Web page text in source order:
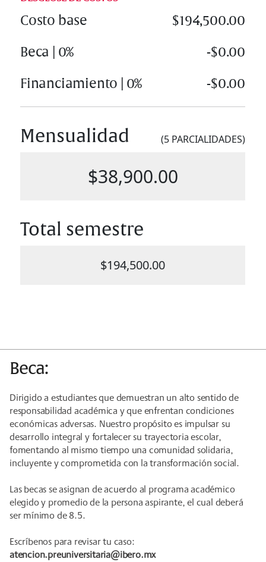
Beca:
Dirigido a estudiantes que demuestran un alto sentido de
responsabilidad académica y que enfrentan condiciones
económicas adversas. Nuestro propósito es impulsar su
desarrollo integral y fortalecer su trayectoria escolar,
fomentando al mismo tiempo una comunidad solidaria,
incluyente y comprometida con la transformación social.
Las becas se asignan de acuerdo al programa académico
elegido y promedio de la persona aspirante, el cual deberá
ser mínimo de 8.5.
Escríbenos para revisar tu caso:
atencion.preuniversitaria@ibero.mx